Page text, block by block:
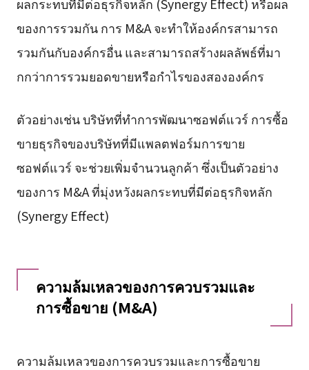
ของการรวมกัน การ M&A จะทำให้องค์กรสามารถ
รวมกันกับองค์กรอื่น และสามารถสร้างผลลัพธ์ที่มา
กกว่าการรวมยอดขายหรือกำไรของสององค์กร
ตัวอย่างเช่น บริษัทที่ทำการพัฒนาซอฟต์แวร์ การซื้อ
ขายธุรกิจของบริษัทที่มีแพลตฟอร์มการขาย
ซอฟต์แวร์ จะช่วยเพิ่มจำนวนลูกค้า ซึ่งเป็นตัวอย่าง
ของการ M&A ที่มุ่งหวังผลกระทบที่มีต่อธุรกิจหลัก
(Synergy Effect)
ความล้มเหลวของการควบรวมและ
การซื้อขาย (M&A)
ความล้มเหลวของการควบรวมและการซื้อขาย